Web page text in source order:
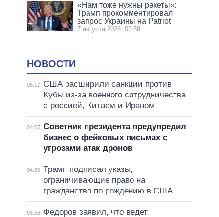
«Нам тоже нужны ракеты»:
Трамп прокомментировал
запрос Украины на Patriot
7 августа 2026, 02:59
НОВОСТИ
05:17
США расширили санкции против
Кубы из-за военного сотрудничества
с россией, Китаем и Ираном
04:57 Советник президента предупредил
бизнес о фейковых письмах с
угрозами атак дронов
04:39 Трамп подписал указы,
ограничивающие право на
гражданство по рождению в США
03:56
Федоров заявил, что ведет